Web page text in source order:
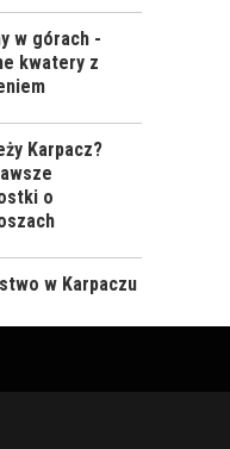
w górach -
kwatery z
Karpacz?
o
w Karpaczu